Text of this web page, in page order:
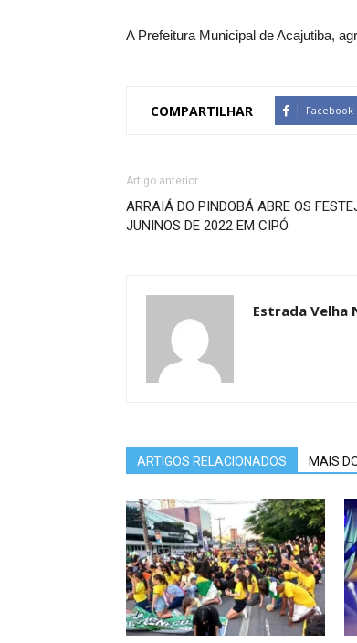
A Prefeitura Municipal de Acajutiba,
COMPARTILHAR Facebook
Artigo anterior
ARRAIÁ DO PINDOBÁ ABRE OS
JUNINOS DE 2022 EM CIPÓ
Estrada Velha
ARTIGOS RELACIONADOS MAIS